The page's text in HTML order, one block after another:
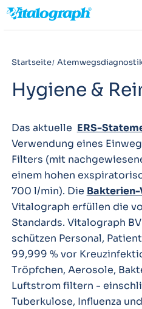
Startseite
Hygiene &
Das aktuelle ERS-
Verwendung eines
Filters (mit
einem hohen
700 l/min). Die Bakterien-
Vitalograph erfüllen die
Standards. Vitalograph
schützen Personal,
99,999 % vor
Tröpfchen, Aerosole,
Luftstrom filtern -
Tuberkulose, Influenza